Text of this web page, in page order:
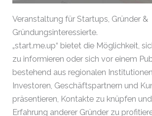
Veranstaltung für Startups, Gründer &
Gründungsinteressierte.
„start.me.up“ bietet die Möglichkeit,
zu informieren oder sich vor einem
bestehend aus regionalen
Investoren, Geschäftspartnern und
präsentieren, Kontakte zu knüpfen
Erfahrung anderer Gründer zu